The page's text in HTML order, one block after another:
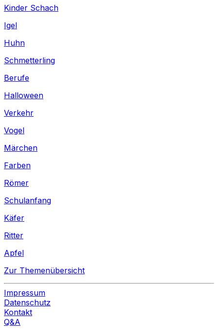
Kinder Schach
Igel
Huhn
Schmetterling
Berufe
Halloween
Verkehr
Vogel
Märchen
Farben
Römer
Schulanfang
Käfer
Ritter
Apfel
Zur Themenübersicht
Impressum
Datenschutz
Kontakt
Q&A